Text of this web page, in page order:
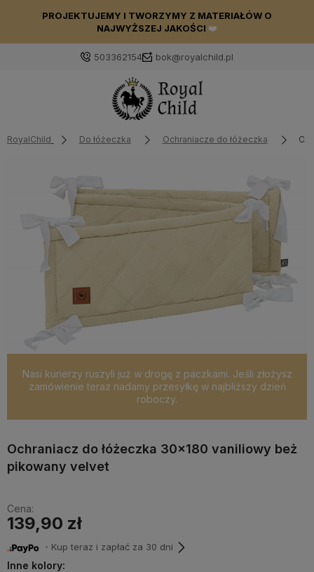
PROJEKTUJEMY I TWORZYMY Z MATERIAŁÓW O
NAJWYŻSZEJ JAKOŚCI ❤️
503362154 bok@royalchild.pl
RoyalChild Do łóżeczka Ochraniacze do łóżeczka
Nasi kurierzy ruszyli już w drogę z paczkami. Jeśli złożysz
zamówienie teraz nadamy przesyłkę w najbliższy dzień
roboczy.
Ochraniacz do łóżeczka 30x180 vaniliowy beż
pikowany velvet
Cena:
139,90 zł
・Kup teraz i zapłać za 30 dni
Inne kolory: